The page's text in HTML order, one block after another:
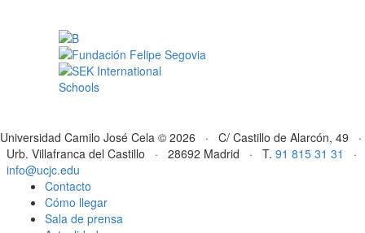
Universidad Camilo José Cela © 2026 · C/ Castillo de Alarcón, 49 ·
Urb. Villafranca del Castillo · 28692 Madrid · T. 91 815 31 31
·
info@ucjc.edu
Contacto
Cómo llegar
Sala de prensa